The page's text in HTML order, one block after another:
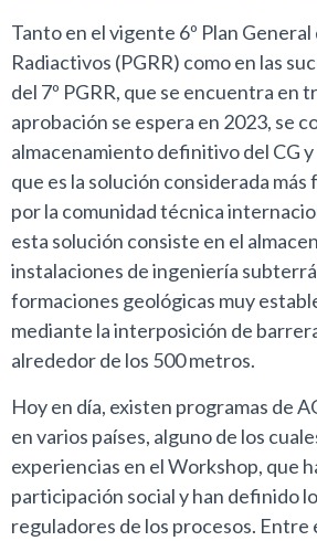
Tanto en el vigente 6º Plan General
Radiactivos (PGRR) como en las
del 7º PGRR, que se encuentra en
aprobación se espera en 2023, se
almacenamiento definitivo del CG y
que es la solución considerada
por la comunidad técnica
esta solución consiste en el
instalaciones de ingeniería
formaciones geológicas muy
mediante la interposición de
alrededor de los 500 metros.
Hoy en día, existen programas de
en varios países, alguno de los
experiencias en el Workshop, que
participación social y han definido
reguladores de los procesos. Entre